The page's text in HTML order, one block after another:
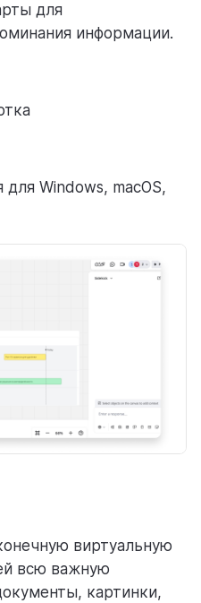
для
информации.
Windows, macOS,
виртуальную
всю важную
картинки,